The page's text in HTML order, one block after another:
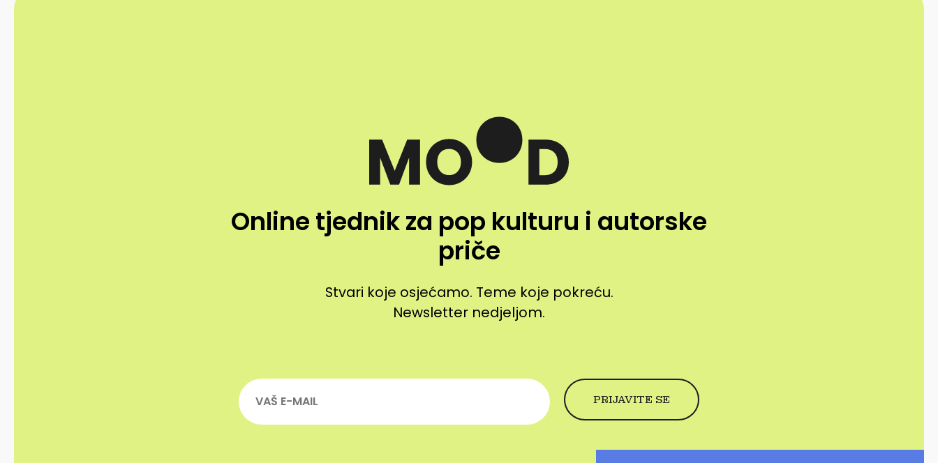
Online tjednik za pop kulturu i autorske
priče
Stvari koje osjećamo. Teme koje pokreću.
Newsletter nedjeljom.